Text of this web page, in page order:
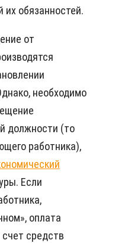
их обязанностей.
от
необходимо
должности (то
работника),
Если
оплата
счет средств